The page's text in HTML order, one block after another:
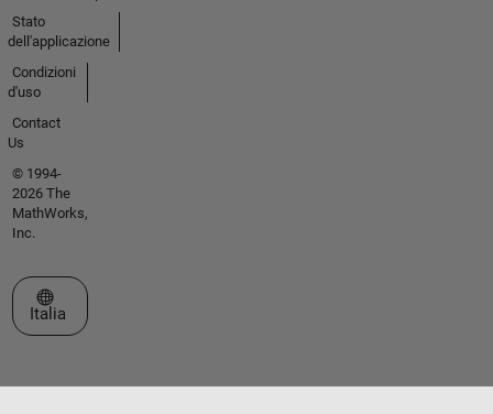
Stato
dell'applicazione
Condizioni
d'uso
Contact
Us
© 1994-
2026 The
MathWorks,
Inc.
Seleziona un sito web
Italia